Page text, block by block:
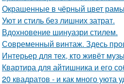
Окрашенные в чёрный цвет рамы
Уют и стиль без лишних затрат.
Вдохновение шинуазри стилем.
Современный винтаж. Здесь
Интерьер для тех, кто живёт
Квартира для айтишника и его
20 квадратов - и как много уюта